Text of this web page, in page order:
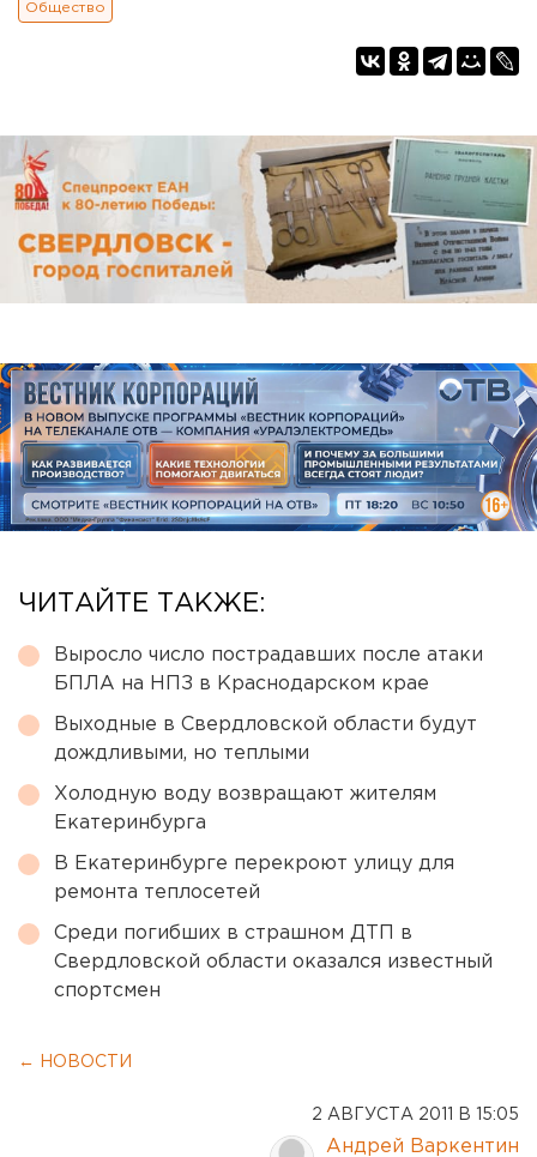
Общество
ЧИТАЙТЕ ТАКЖЕ:
Выросло число пострадавших после атаки
БПЛА на НПЗ в Краснодарском крае
Выходные в Свердловской области будут
дождливыми, но теплыми
Холодную воду возвращают жителям
Екатеринбурга
В Екатеринбурге перекроют улицу для
ремонта теплосетей
Среди погибших в страшном ДТП в
Свердловской области оказался известный
спортсмен
← НОВОСТИ
2 АВГУСТА 2011 В 15:05
Андрей Варкентин